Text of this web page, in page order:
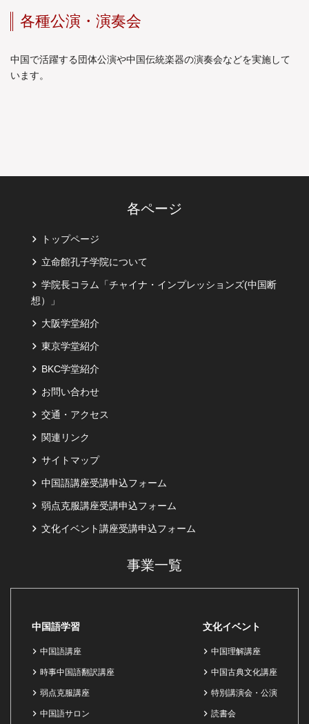
各種公演・演奏会
中国で活躍する団体公演や中国伝統楽器の演奏会などを実施して
います。
各ページ
トップページ
立命館孔子学院について
学院長コラム「チャイナ・インプレッションズ(中国断
想）」
大阪学堂紹介
東京学堂紹介
BKC学堂紹介
お問い合わせ
交通・アクセス
関連リンク
サイトマップ
中国語講座受講申込フォーム
弱点克服講座受講申込フォーム
文化イベント講座受講申込フォーム
事業一覧
中国語学習
中国語講座
時事中国語翻訳講座
弱点克服講座
中国語サロン
文化イベント
中国理解講座
中国古典文化講座
特別講演会・公演
読書会